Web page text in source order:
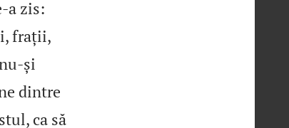
zis:
frații,
dintre
ca să